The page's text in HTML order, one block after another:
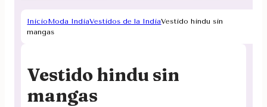
InicioModa IndiaVestidos de la IndiaVestido hindu sin
mangas
Vestido hindu sin
mangas